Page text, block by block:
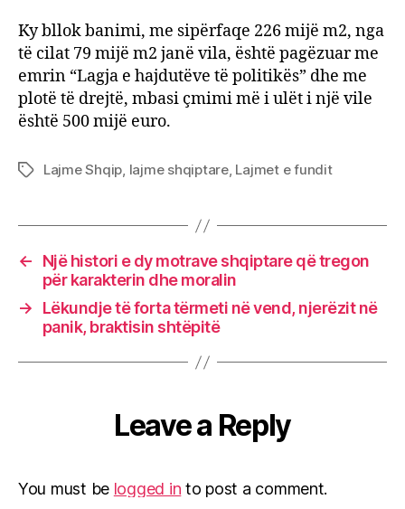
Ky bllok banimi, me sipërfaqe 226 mijë m2, nga
të cilat 79 mijë m2 janë vila, është pagëzuar me
emrin “Lagja e hajdutëve të politikës” dhe me
plotë të drejtë, mbasi çmimi më i ulët i një vile
është 500 mijë euro.
TagsLajme Shqip, lajme shqiptare, Lajmet e fundit
←
Një histori e dy motrave shqiptare që tregon
për karakterin dhe moralin
→
Lëkundje të forta tërmeti në vend, njerëzit në
panik, braktisin shtëpitë
Leave a Reply
You must be logged in to post a comment.